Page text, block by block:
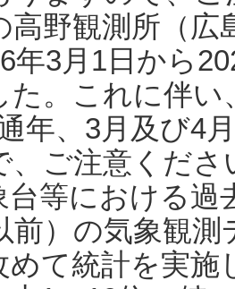
高野観測所（
年3月1日から
た。これに伴い
年、3月及び4
、ご注意くだ
台等における過
前）の気象観
めて統計を実